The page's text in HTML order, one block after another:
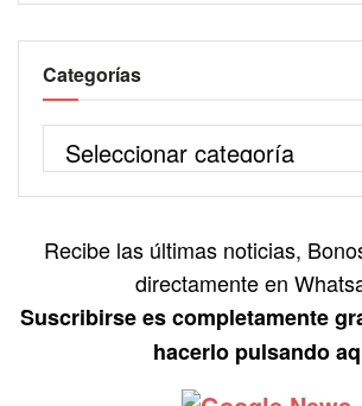
Categorías
Recibe las últimas noticias,
directamente en
Suscribirse es completamente
hacerlo pulsando